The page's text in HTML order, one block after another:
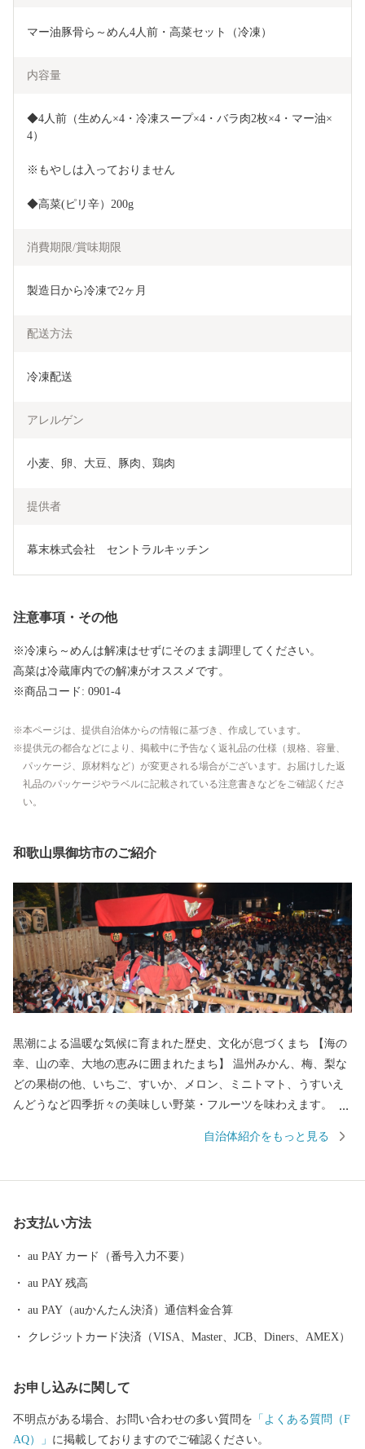
マー油豚骨ら～めん4人前・高菜セット（冷凍）
内容量
◆4人前（生めん×4・冷凍スープ×4・バラ肉2枚×4・マー油×
4）
※もやしは入っておりません
◆高菜(ピリ辛）200g
消費期限/賞味期限
製造日から冷凍で2ヶ月
配送方法
冷凍配送
アレルゲン
小麦、卵、大豆、豚肉、鶏肉
提供者
幕末株式会社　セントラルキッチン
注意事項・その他
※冷凍ら～めんは解凍はせずにそのまま調理してください。
高菜は冷蔵庫内での解凍がオススメです。
※商品コード: 0901-4
本ページは、提供自治体からの情報に基づき、作成しています。
提供元の都合などにより、掲載中に予告なく返礼品の仕様（規格、容量、
パッケージ、原材料など）が変更される場合がございます。お届けした返
礼品のパッケージやラベルに記載されている注意書きなどをご確認くださ
い。
和歌山県御坊市のご紹介
黒潮による温暖な気候に育まれた歴史、文化が息づくまち 【海の
幸、山の幸、大地の恵みに囲まれたまち】 温州みかん、梅、梨な
どの果樹の他、いちご、すいか、メロン、ミニトマト、うすいえ
んどうなど四季折々の美味しい野菜・フルーツを味わえます。 ま
び、ナガレコ、伊勢えびなど海産物も豊富です。 【色とりどりの
高速のインターそばには広々とした日高川オートキャンプ場があ
め、「御坊」の由来となった寺内町、宮子姫の伝説など、名所・
旧跡や伝説が数多く残り、当時の息づかいを体感できます。 頂い
た寄付金は、子供たちの教育環境の整備、みんなが安心して暮ら
自治体紹介をもっと見る
お支払い方法
au PAY カード（番号入力不要）
au PAY 残高
au PAY（auかんたん決済）通信料金合算
クレジットカード決済（VISA、Master、JCB、Diners、AMEX）
お申し込みに関して
不明点がある場合、お問い合わせの多い質問を 「よくある質問（F
AQ）」 に掲載しておりますのでご確認ください。